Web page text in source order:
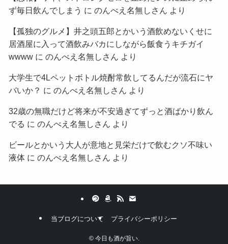
ず毎日飲んでしまう に のんべえ名無しさん より
【孤独のグルメ】井之頭五郎とかいう酒飲めないくせに
居酒屋に入って酒飲みバカにしながら飯食うキチガイ
wwwwに のんべえ名無しさん より
大学生で4Lペットボトル焼酎常飲してるんだが流石にヤ
バいか？ に のんべえ名無しさん より
32歳の無職だけど将来が不安過ぎてずっと酒ばかり飲ん
でる に のんべえ名無しさん より
ビールとかいう大人が意地と見栄だけで飲むクソ不味い
液体に のんべえ名無しさん より
当ブログについて プライバシーポリシー
©今日も酒が旨い.